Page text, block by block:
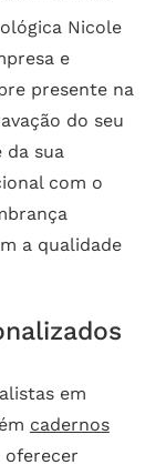
Nicole
e
presente na
do seu
da sua
com o
a qualidade
em
cadernos
oferecer